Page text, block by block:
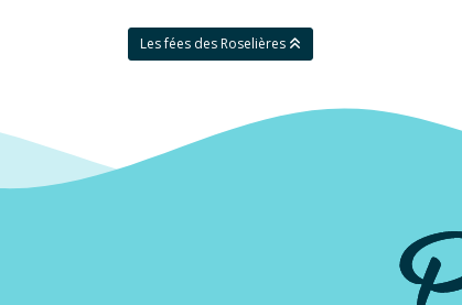
Les fées des Roselières